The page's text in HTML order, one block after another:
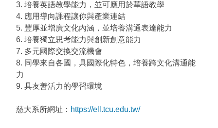
3. 培養英語教學能力，並可應用於華語教學
4. 應用導向課程讓你與產業連結
5. 豐厚並增廣文化內涵，並培養溝通表達能力
6. 培養獨立思考能力與創新創意能力
7. 多元國際交換交流機會
8. 同學來自各國，具國際化特色，培養跨文化溝通能
力
9. 具友善活力的學習環境
慈大系所網址： https://ell.tcu.edu.tw/